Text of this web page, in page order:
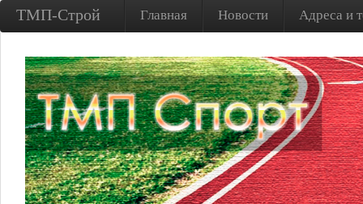
ТМП-Строй Главная Новости Адреса и